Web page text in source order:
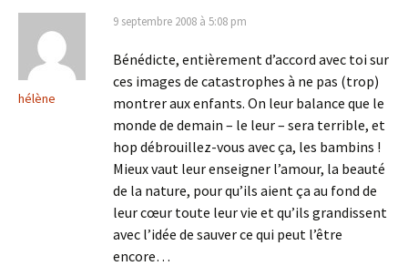
hélène
9 septembre 2008 à 5:08 pm
Bénédicte, entièrement d’accord avec toi sur
ces images de catastrophes à ne pas (trop)
montrer aux enfants. On leur balance que le
monde de demain – le leur – sera terrible, et
hop débrouillez-vous avec ça, les bambins !
Mieux vaut leur enseigner l’amour, la beauté
de la nature, pour qu’ils aient ça au fond de
leur cœur toute leur vie et qu’ils grandissent
avec l’idée de sauver ce qui peut l’être
encore…